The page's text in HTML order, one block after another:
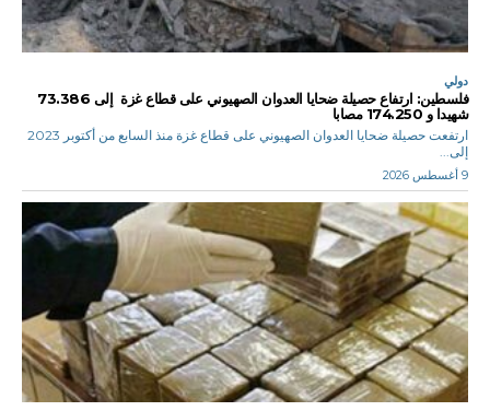
دولي
فلسطين: ارتفاع حصيلة ضحايا العدوان الصهيوني على قطاع غزة إلى 73.386
شهيدا و 174.250 مصابا
ارتفعت حصيلة ضحايا العدوان الصهيوني على قطاع غزة منذ السابع من أكتوبر 2023
إلى...
9 أغسطس 2026